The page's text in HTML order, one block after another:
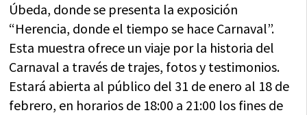
Úbeda, donde se presenta la exposición
“Herencia, donde el tiempo se hace Carnaval”.
Esta muestra ofrece un viaje por la historia del
Carnaval a través de trajes, fotos y testimonios.
Estará abierta al público del 31 de enero al 18 de
febrero, en horarios de 18:00 a 21:00 los fines de